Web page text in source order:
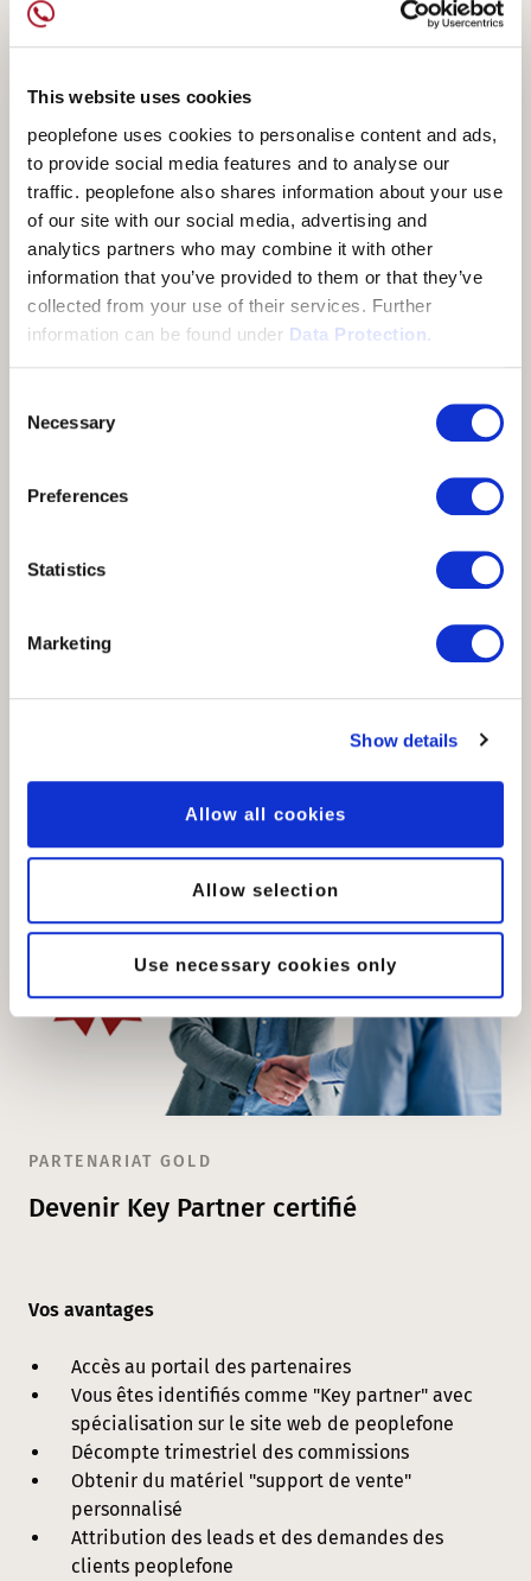
This website uses cookies
peoplefone uses cookies to personalise content and ads,
to provide social media features and to analyse our
traffic. peoplefone also shares information about your use
of our site with our social media, advertising and
analytics partners who may combine it with other
information that you’ve provided to them or that they’ve
collected from your use of their services. Further
information can be found under Data Protection.
Selection
Necessary
Preferences
Statistics
Marketing
Show details
Allow all cookies
Allow selection
Use necessary cookies only
PARTENARIAT SILBER
Devenir Business Partner certifié
Vos avantages
Accès au portail des partenaires
Vous êtes identifiés comme "Business partner"
Décompte trimestriel des commissions
Accès au support technique de 2ème niveau
Nos conditions
Prospection active du marché
Formations pour certification suivies
PARTENARIAT GOLD
Devenir Key Partner certifié
Vos avantages
Accès au portail des partenaires
Vous êtes identifiés comme "Key partner" avec
spécialisation sur le site web de peoplefone
Décompte trimestriel des commissions
Obtenir du matériel "support de vente"
personnalisé
Attribution des leads et des demandes des
clients peoplefone